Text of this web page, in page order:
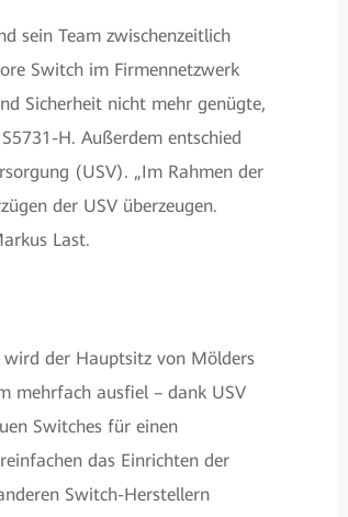
sein Team zwischenzeitlich
Switch im Firmennetzwerk
Sicherheit nicht mehr genügte,
H. Außerdem entschied
(USV). „Im Rahmen der
der USV überzeugen.
Last.
wird der Hauptsitz von Mölders
mehrfach ausfiel – dank USV
Switches für einen
das Einrichten der
Switch-Herstellern